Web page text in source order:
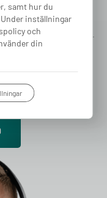
är viktig och därför
professionell
finns till hands
frågor till praktiska
dig!
samt hur du
inställningar
och
din